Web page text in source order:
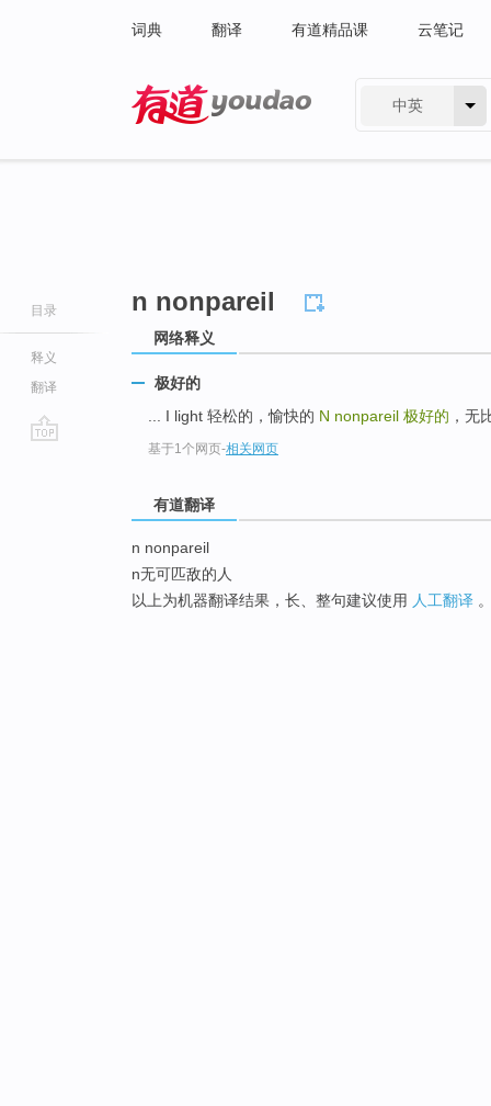
词典 翻译 有道精品课 云笔记
中英
目录
释义
翻译
n nonpareil
网络释义
极好的
... I light 轻松的，愉快的 N nonpareil 极好的 ，无
基于1个网页-相关网页
有道翻译
n nonpareil
n无可匹敌的人
以上为机器翻译结果，长、整句建议使用 人工翻译